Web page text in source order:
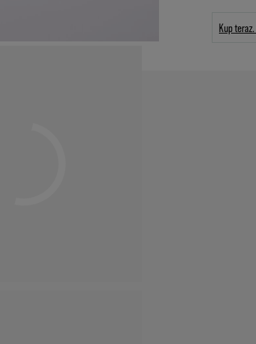
Kup teraz.